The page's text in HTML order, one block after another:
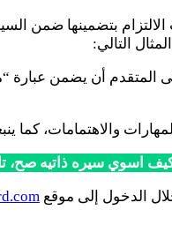
بتضمينها ضمن
التالي:
المتقدم أن يضمن
والاهتمامات، كما
اسوي سيره ذاتيه صح،
الدخول إلى موقع